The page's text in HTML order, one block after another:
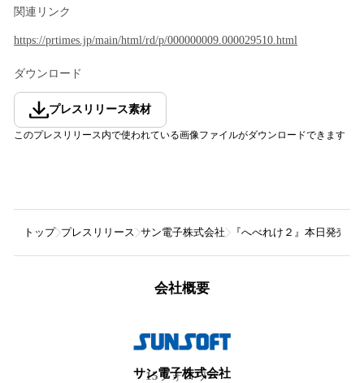
関連リンク
https://prtimes.jp/main/html/rd/p/000000009.000029510.html
ダウンロード
プレスリリース素材
このプレスリリース内で使われている画像ファイルがダウンロードできます
トップ プレスリリース サン電子株式会社 『へべれけ２』本日発売
会社概要
サン電子株式会社
15フォロワー